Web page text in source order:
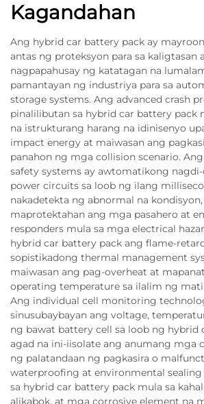
Kagandahan
Ang hybrid car battery pack ay
antas ng proteksyon para sa kaligtasan
nagpapahusay ng katatagan na
pamantayan ng industriya para sa
storage systems. Ang advanced crash
pinalilibutan sa hybrid car battery pack
na istrukturang harang na idinisenyo
impact energy at maiwasan ang
panahon ng mga collision scenario.
safety systems ay awtomatikong
power circuits sa loob ng ilang
nakadetekta ng abnormal na
maprotektahan ang mga pasahero at
responders mula sa mga electrical
hybrid car battery pack ang flame-
sopistikadong thermal management
maiwasan ang pag-overheat at
operating temperature sa ilalim ng
Ang individual cell monitoring
sinusubaybayan ang voltage,
ng bawat battery cell sa loob ng hybrid
agad na ini-iisolate ang anumang mga
ng palatandaan ng pagkasira o
waterproofing at environmental
sa hybrid car battery pack mula sa